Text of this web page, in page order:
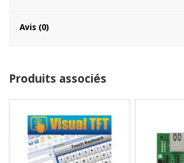
Avis (0)
Produits associés